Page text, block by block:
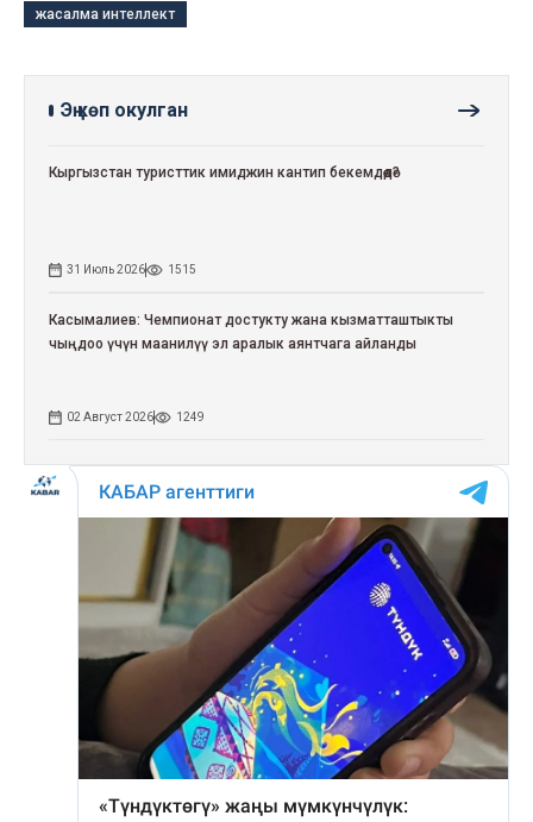
жасалма интеллект
Эң көп окулган
Кыргызстан туристтик имиджин кантип бекемдөөдө?
31 Июль 2026 1515
Касымалиев: Чемпионат достукту жана кызматташтыкты
чыңдоо үчүн маанилүү эл аралык аянтчага айланды
02 Август 2026 1249